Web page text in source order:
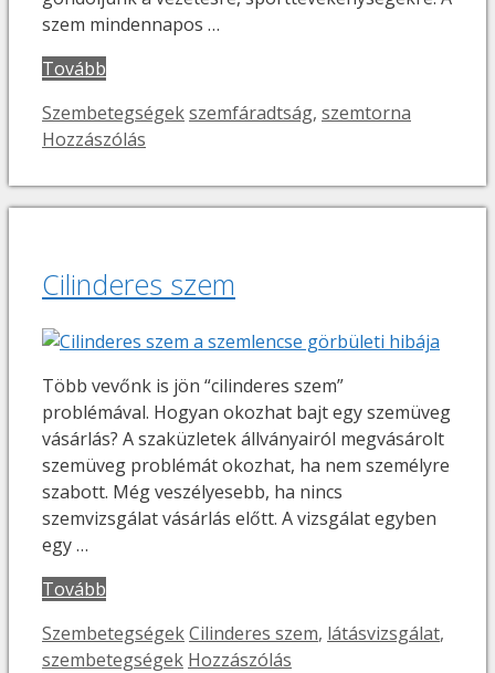
szem mindennapos …
Tovább
Kategória
SzembetegségekCímkék
szemfáradtság, szemtorna
Hozzászólás
Cilinderes szem
Több vevőnk is jön “cilinderes szem”
problémával. Hogyan okozhat bajt egy szemüveg
vásárlás? A szaküzletek állványairól megvásárolt
szemüveg problémát okozhat, ha nem személyre
szabott. Még veszélyesebb, ha nincs
szemvizsgálat vásárlás előtt. A vizsgálat egyben
egy …
Tovább
Kategória
SzembetegségekCímkék
Cilinderes szem, látásvizsgálat,
szembetegségek Hozzászólás